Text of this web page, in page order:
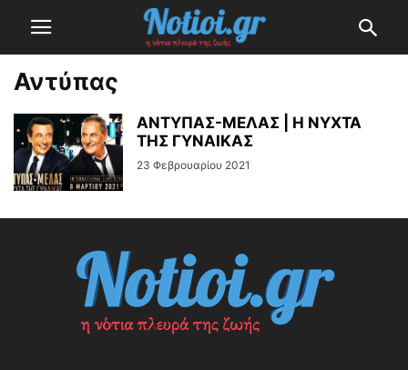
Αντύπας
ΑΝΤΥΠΑΣ-ΜΕΛΑΣ | Η ΝΥΧΤΑ
ΤΗΣ ΓΥΝΑΙΚΑΣ
23 Φεβρουαρίου 2021